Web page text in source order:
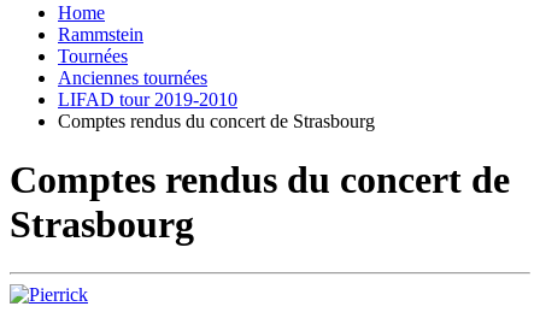
Home
Rammstein
Tournées
Anciennes tournées
LIFAD tour 2019-2010
Comptes rendus du concert de Strasbourg
Comptes rendus du concert de
Strasbourg